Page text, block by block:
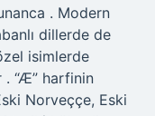
. Modern
dillerde de
isimlerde
. “Æ” harfinin
Norveççe, Eski